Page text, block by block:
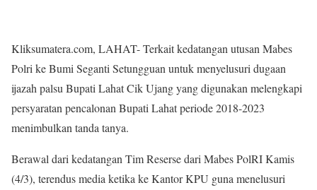
Kliksumatera.com, LAHAT- Terkait kedatangan utusan Mabes
Polri ke Bumi Seganti Setungguan untuk menyelusuri dugaan
ijazah palsu Bupati Lahat Cik Ujang yang digunakan melengkapi
persyaratan pencalonan Bupati Lahat periode 2018-2023
menimbulkan tanda tanya.
Berawal dari kedatangan Tim Reserse dari Mabes PolRI Kamis
(4/3), terendus media ketika ke Kantor KPU guna menelusuri